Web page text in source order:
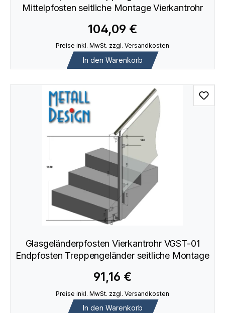
Mittelpfosten seitliche Montage Vierkantrohr
104,09 €
Preise inkl. MwSt. zzgl. Versandkosten
In den Warenkorb
Glasgeländerpfosten Vierkantrohr VGST-01
Endpfosten Treppengeländer seitliche Montage
91,16 €
Preise inkl. MwSt. zzgl. Versandkosten
In den Warenkorb